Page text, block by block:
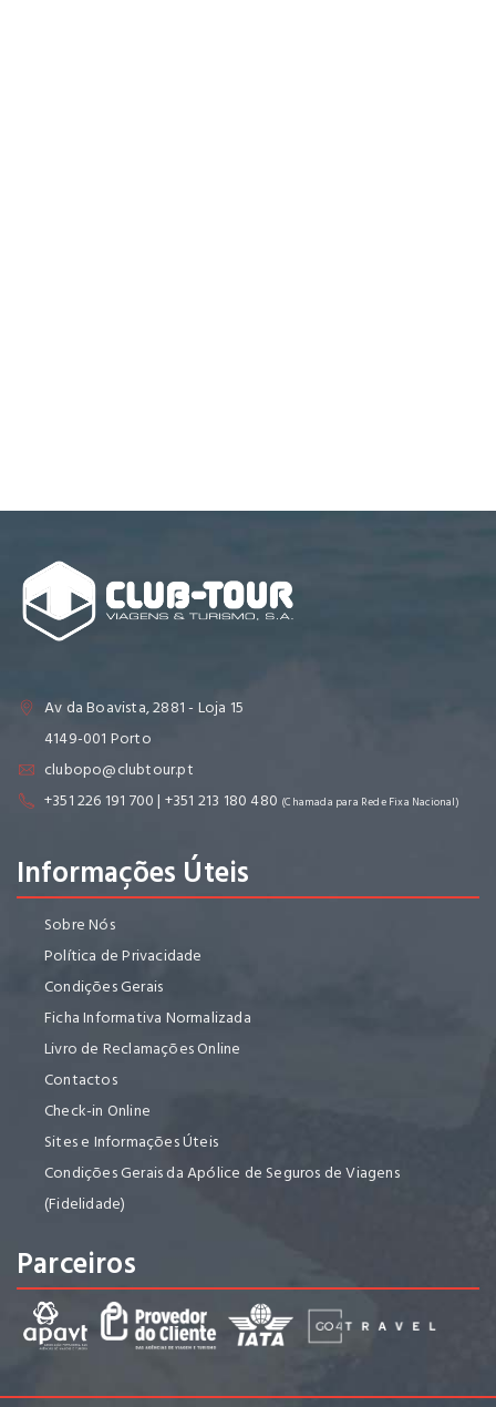
Av da Boavista, 2881 - Loja 15
4149-001 Porto
clubopo@clubtour.pt
+351 226 191 700 | +351 213 180 480 (Chamada para Rede Fixa Nacional)
Informações Úteis
Sobre Nós
Política de Privacidade
Condições Gerais
Ficha Informativa Normalizada
Livro de Reclamações Online
Contactos
Check-in Online
Sites e Informações Úteis
Condições Gerais da Apólice de Seguros de Viagens
(Fidelidade)
Parceiros